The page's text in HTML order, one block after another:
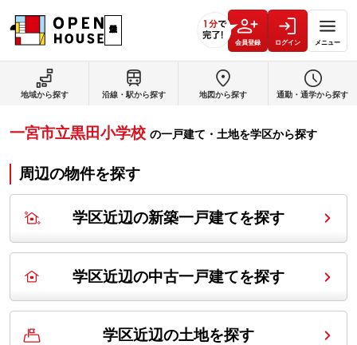
会員登録 ログイン メニュー
地域から探す 沿線・駅から探す 地図から探す 通勤・通学から探す
一宮市立黒田小学校 の一戸建て・土地を学区から探す
周辺の物件を探す
学区近辺の新築一戸建てを探す
学区近辺の中古一戸建てを探す
学区近辺の土地を探す